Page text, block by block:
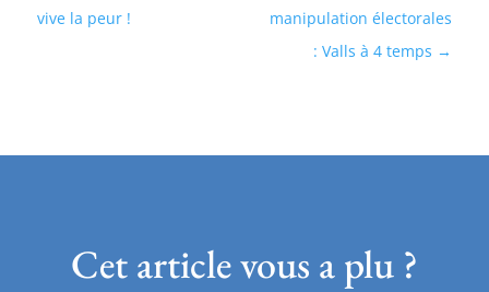
manipulation électorales
: Valls à 4 temps
vive la peur !
Cet article vous a plu ?